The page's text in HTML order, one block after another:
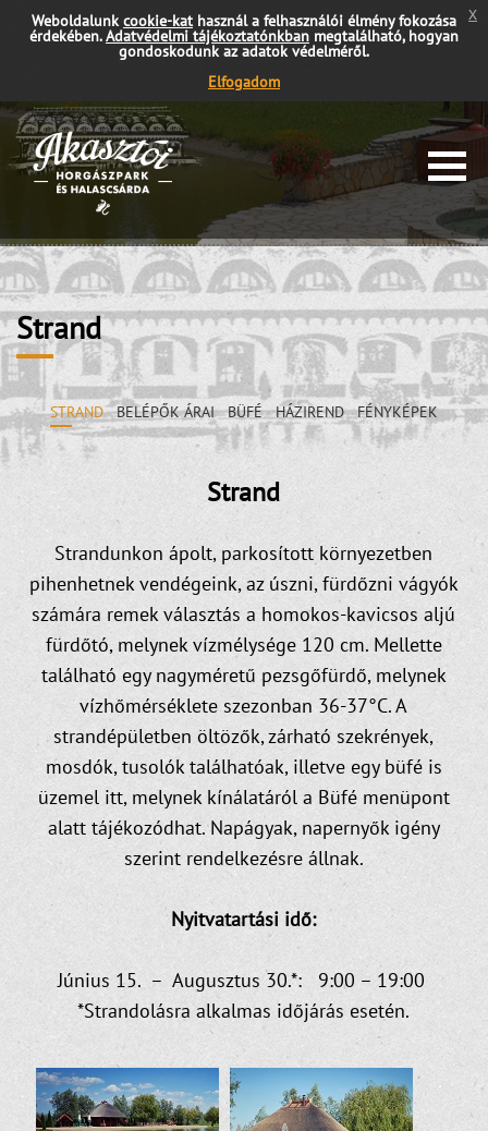
Weboldalunkcookie-kathasznál a felhasználói élmény fokozása
érdekében.Adatvédelmi tájékoztatónkban megtalálható, hogyan
gondoskodunk az adatok védelméről.
Elfogadom
x
Strand
STRAND BELÉPŐK ÁRAI BÜFÉ HÁZIREND FÉNYKÉPEK
Strand
Strandunkon ápolt, parkosított környezetben
pihenhetnek vendégeink, az úszni, fürdőzni vágyók
számára remek választás a homokos-kavicsos aljú
fürdőtó, melynek vízmélysége 120 cm. Mellette
található egy nagyméretű pezsgőfürdő, melynek
vízhőmérséklete szezonban 36-37°C. A
strandépületben öltözők, zárható szekrények,
mosdók, tusolók találhatóak, illetve egy büfé is
üzemel itt, melynek kínálatáról a Büfé menüpont
alatt tájékozódhat. Napágyak, napernyők igény
szerint rendelkezésre állnak.
Nyitvatartási idő:
Június 15. – Augusztus 30.*: 9:00 – 19:00
*Strandolásra alkalmas időjárás esetén.